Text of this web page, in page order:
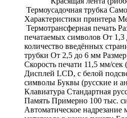
Термоусадочная трубка
Характеристики принтера
Термотрансферная печать
печатаемых символов От
количество введённых
трубки От 2,5 до 6 мм
Скорость печати 11,5 мм/сек
Дисплей LCD, с белой
символы Буквы (русские и
Клавиатура Стандартная
Память Примерно 100 тыс.
Автоматическое надрезание